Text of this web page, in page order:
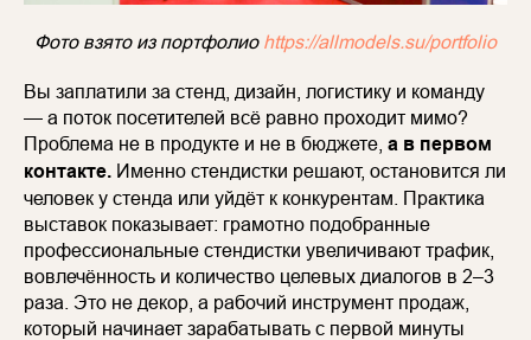
Фото взято из портфолио https://allmodels.su/portfolio
Вы заплатили за стенд, дизайн, логистику и команду
— а поток посетителей всё равно проходит мимо?
Проблема не в продукте и не в бюджете, а в первом
контакте. Именно стендистки решают, остановится ли
человек у стенда или уйдёт к конкурентам. Практика
выставок показывает: грамотно подобранные
профессиональные стендистки увеличивают трафик,
вовлечённость и количество целевых диалогов в 2–3
раза. Это не декор, а рабочий инструмент продаж,
который начинает зарабатывать с первой минуты